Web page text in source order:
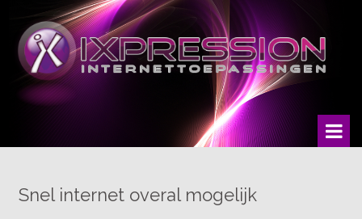
Snel internet overal mogelijk